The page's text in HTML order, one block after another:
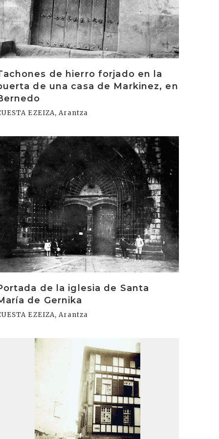
de hierro forjado en la
de una casa de Markinez, en
EZEIZA, Arantza
de la iglesia de Santa
de Gernika
EZEIZA, Arantza